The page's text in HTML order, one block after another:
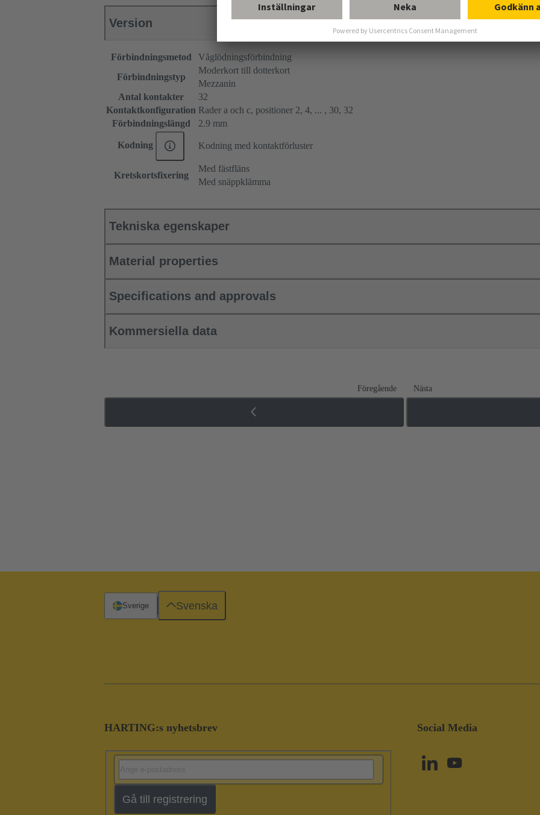
Version
Förbindningsmetod
Våglödningsförbindning
Förbindningstyp
Moderkort till dotterkort
Mezzanin
Antal kontakter
32
Kontaktkonfiguration Rader a och c, positioner 2, 4, ... , 30, 32
Förbindningslängd
2.9 mm
Kodning Kodning med kontaktförluster
Kretskortsfixering
Med fästfläns
Med snäppklämma
Tekniska egenskaper
Material properties
Specifications and approvals
Kommersiella data
Föregående Nästa
HARTING:s nyhetsbrev
Gå till registrering
Social Media
Sverige Svenska